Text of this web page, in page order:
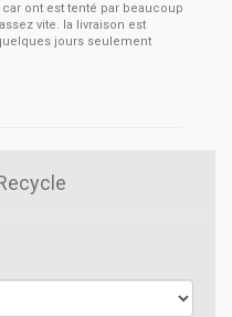
ont est tenté par beaucoup
vite. la livraison est
jours seulement